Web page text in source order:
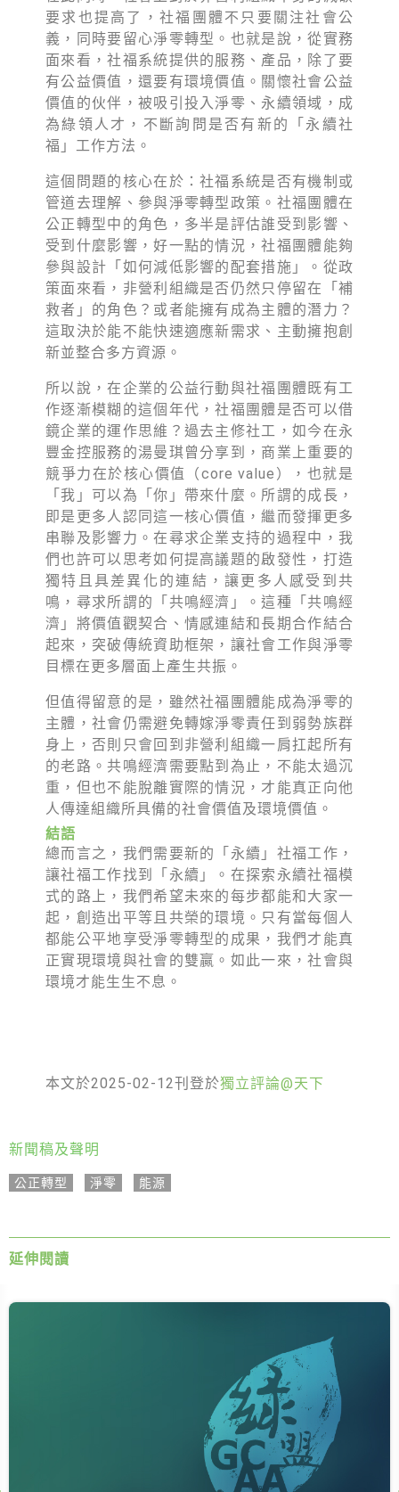
要求也提高了，社福團體不只要關注社會公
義，同時要留心淨零轉型。也就是說，從實務
面來看，社福系統提供的服務、產品，除了要
有公益價值，還要有環境價值。關懷社會公益
價值的伙伴，被吸引投入淨零、永續領域，成
為綠領人才，不斷詢問是否有新的「永續社
福」工作方法。
這個問題的核心在於：社福系統是否有機制或
管道去理解、參與淨零轉型政策。社福團體在
公正轉型中的角色，多半是評估誰受到影響、
受到什麼影響，好一點的情況，社福團體能夠
參與設計「如何減低影響的配套措施」。從政
策面來看，非營利組織是否仍然只停留在「補
救者」的角色？或者能擁有成為主體的潛力？
這取決於能不能快速適應新需求、主動擁抱創
新並整合多方資源。
所以說，在企業的公益行動與社福團體既有工
作逐漸模糊的這個年代，社福團體是否可以借
鏡企業的運作思維？過去主修社工，如今在永
豐金控服務的湯曼琪曾分享到，商業上重要的
競爭力在於核心價值（core value），也就是
「我」可以為「你」帶來什麼。所謂的成長，
即是更多人認同這一核心價值，繼而發揮更多
串聯及影響力。在尋求企業支持的過程中，我
們也許可以思考如何提高議題的啟發性，打造
獨特且具差異化的連結，讓更多人感受到共
鳴，尋求所謂的「共鳴經濟」。這種「共鳴經
濟」將價值觀契合、情感連結和長期合作結合
起來，突破傳統資助框架，讓社會工作與淨零
目標在更多層面上產生共振。
但值得留意的是，雖然社福團體能成為淨零的
主體，社會仍需避免轉嫁淨零責任到弱勢族群
身上，否則只會回到非營利組織一肩扛起所有
的老路。共鳴經濟需要點到為止，不能太過沉
重，但也不能脫離實際的情況，才能真正向他
人傳達組織所具備的社會價值及環境價值。
結語
總而言之，我們需要新的「永續」社福工作，
讓社福工作找到「永續」。在探索永續社福模
式的路上，我們希望未來的每步都能和大家一
起，創造出平等且共榮的環境。只有當每個人
都能公平地享受淨零轉型的成果，我們才能真
正實現環境與社會的雙贏。如此一來，社會與
環境才能生生不息。
本文於2025-02-12刊登於獨立評論@天下
新聞稿及聲明
公正轉型 淨零 能源
延伸閱讀